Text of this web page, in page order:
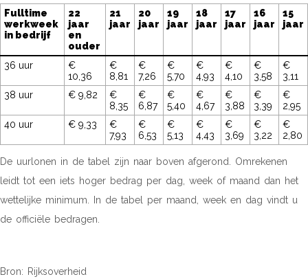
Fulltime
werkweek
in bedrijf
22
jaar
en
ouder
21
jaar
20
jaar
19
jaar
18
jaar
17
jaar
16
jaar
15
jaar
36 uur
€
10,36
€
8,81
€
7,26
€
5,70
€
4,93
€
4,10
€
3,58
€
3,11
38 uur
€ 9,82
€
8,35
€
6,87
€
5,40
€
4,67
€
3,88
€
3,39
€
2,95
40 uur
€ 9,33
€
7,93
€
6,53
€
5,13
€
4,43
€
3,69
€
3,22
€
2,80
De uurlonen in de tabel zijn naar boven afgerond. Omrekenen
leidt tot een iets hoger bedrag per dag, week of maand dan het
wettelijke minimum. In de tabel per maand, week en dag vindt u
de officiële bedragen.
Bron: Rijksoverheid